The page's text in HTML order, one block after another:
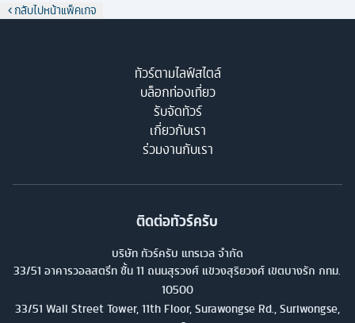
กลับไปหน้าแพ็คเกจ
ทัวร์ตามไลฟ์สไตล์
บล็อกท่องเที่ยว
รับจัดทัวร์
เกี่ยวกับเรา
ร่วมงานกับเรา
ติดต่อทัวร์ครับ
บริษัท ทัวร์ครับ แทรเวล จำกัด
33/51 อาคารวอลสตรีท ชั้น 11 ถนนสุรวงศ์ แขวงสุริยวงศ์ เขตบางรัก กทม.
10500
33/51 Wall Street Tower, 11th Floor, Surawongse Rd., Suriwongse,